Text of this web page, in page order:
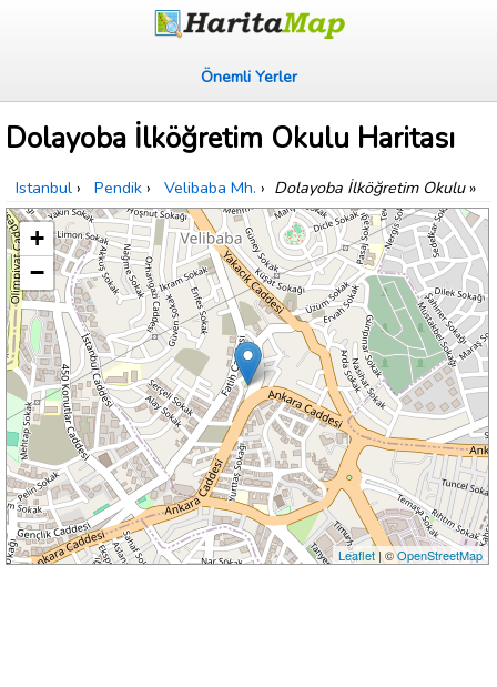
Önemli Yerler
Dolayoba İlköğretim Okulu Haritası
Istanbul › Pendik › Velibaba Mh. › Dolayoba İlköğretim Okulu»
+
−
Leaflet| ©OpenStreetMap